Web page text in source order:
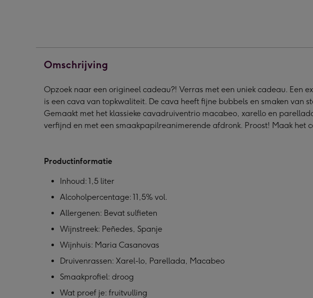
1,5
|
met
eigen
ontwerp
|
met
eigen
ontwerp
|
met
eigen
ontwerp
|
met
eigen
ontwerp
Omschrijving
Opzoek naar een origineel cadeau?! Verras met een uniek cadeau. Een
is een cava van topkwaliteit. De cava heeft fijne bubbels en smaken van
Gemaakt met het klassieke cavadruiventrio macabeo, xarello en
verfijnd en met een smaakpapilreanimerende afdronk. Proost! Maak het
Productinformatie
Inhoud: 1,5 liter
Alcoholpercentage: 11,5% vol.
Allergenen: Bevat sulfieten
Wijnstreek: Peñedes, Spanje
Wijnhuis: Maria Casanovas
Druivenrassen: Xarel-lo, Parellada, Macabeo
Smaakprofiel: droog
Wat proef je: fruitvulling